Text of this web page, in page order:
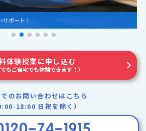
ート！
体験授業に申し込む
でもご自宅でも体験できます！）
のお問い合わせはこちら
18:00 日祝を除く）